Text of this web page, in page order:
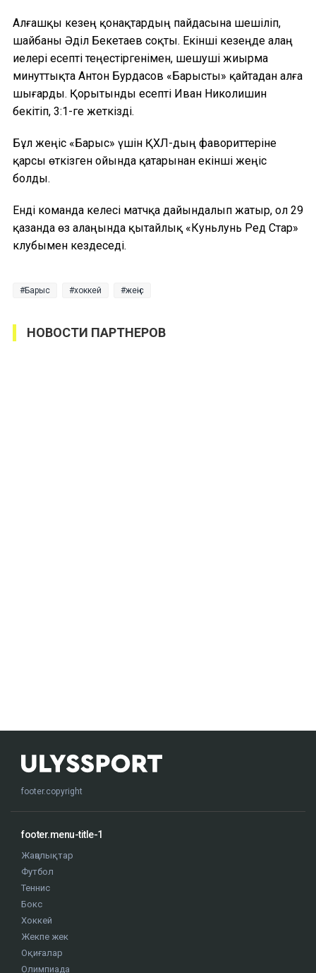
Алғашқы кезең қонақтардың пайдасына шешіліп,
шайбаны Әділ Бекетаев соқты. Екінші кезеңде алаң
иелері есепті теңестіргенімен, шешуші жиырма
минуттықта Антон Бурдасов «Барысты» қайтадан алға
шығарды. Қорытынды есепті Иван Николишин
бекітіп, 3:1-ге жеткізді.
Бұл жеңіс «Барыс» үшін ҚХЛ-дың фавориттеріне
қарсы өткізген ойында қатарынан екінші жеңіс
болды.
Енді команда келесі матчқа дайындалып жатыр, ол 29
қазанда өз алаңында қытайлық «Куньлунь Ред Стар»
клубымен кездеседі.
Барыс хоккей жеңіс
НОВОСТИ ПАРТНЕРОВ
footer.copyright
footer.menu-title-1
Жаңалықтар
Футбол
Теннис
Бокс
Хоккей
Жекпе жек
Оқиғалар
Олимпиада